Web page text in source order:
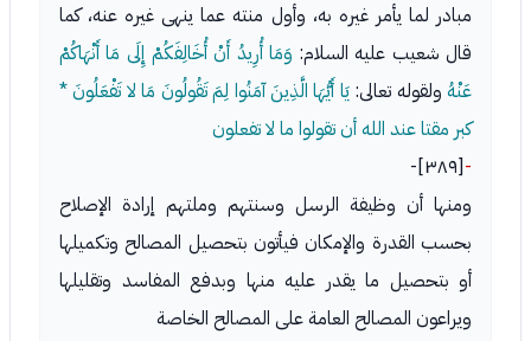
مبادر لما يأمر غيره به، وأول منته عما ينهى غيره عنه، كما
قال شعيب عليه السلام: وَمَا أُرِيدُ أَنْ أُخَالِفَكُمْ إِلَى مَا أَنْهَاكُمْ
عَنْهُ ولقوله تعالى:يَا أَيُّهَا الَّذِينَ آمَنُوا لِمَ تَقُولُونَ مَا لا تَفْعَلُونَ *
كبر مقتا عند الله أن تقولوا ما لا تفعلون
-[٣٨٩]-
ومنها أن وظيفة الرسل وسنتهم وملتهم إرادة الإصلاح
بحسب القدرة والإمكان فيأتون بتحصيل المصالح وتكميلها
أو بتحصيل ما يقدر عليه منها وبدفع المفاسد وتقليلها
ويراعون المصالح العامة على المصالح الخاصة